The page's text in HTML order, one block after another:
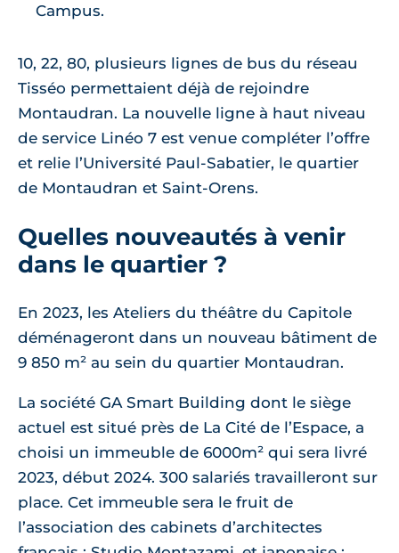
Campus.
10, 22, 80, plusieurs lignes de bus du réseau
Tisséo permettaient déjà de rejoindre
Montaudran. La nouvelle ligne à haut niveau
de service Linéo 7 est venue compléter l’offre
et relie l’Université Paul-Sabatier, le quartier
de Montaudran et Saint-Orens.
Quelles nouveautés à venir
dans le quartier ?
En 2023, les Ateliers du théâtre du Capitole
déménageront dans un nouveau bâtiment de
9 850 m² au sein du quartier Montaudran.
La société GA Smart Building dont le siège
actuel est situé près de La Cité de l’Espace, a
choisi un immeuble de 6000m² qui sera livré
2023, début 2024. 300 salariés travailleront sur
place. Cet immeuble sera le fruit de
l’association des cabinets d’architectes